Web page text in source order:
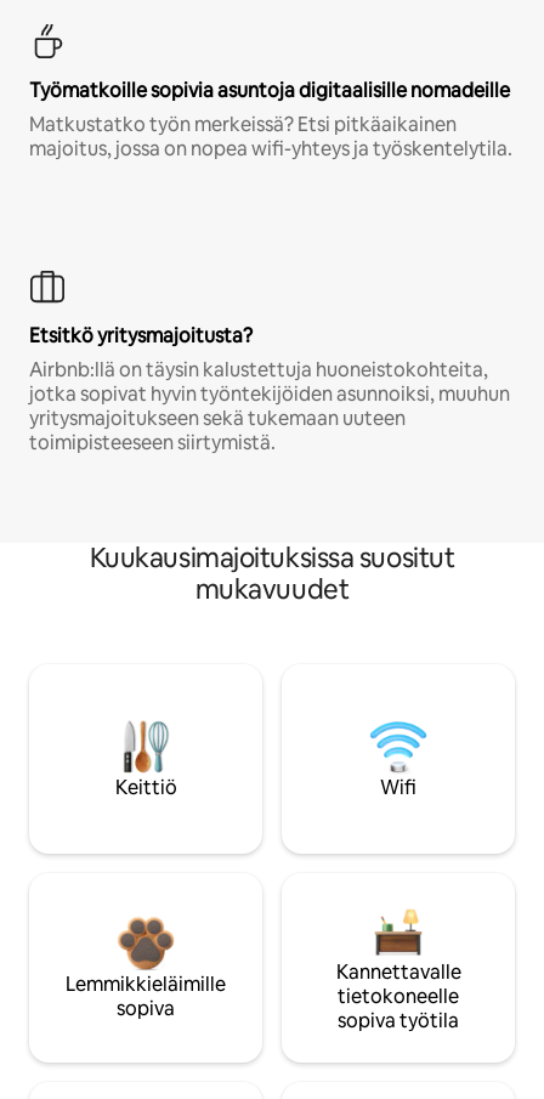
Työmatkoille sopivia asuntoja digitaalisille nomadeille
Matkustatko työn merkeissä? Etsi pitkäaikainen
majoitus, jossa on nopea wifi-yhteys ja työskentelytila.
Etsitkö yritysmajoitusta?
Airbnb:llä on täysin kalustettuja huoneistokohteita,
jotka sopivat hyvin työntekijöiden asunnoiksi, muuhun
yritysmajoitukseen sekä tukemaan uuteen
toimipisteeseen siirtymistä.
Kuukausimajoituksissa suositut
mukavuudet
Keittiö Wifi
Lemmikkieläimille
sopiva
Kannettavalle
tietokoneelle
sopiva työtila